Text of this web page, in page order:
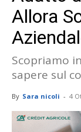
Allora
Scopriamo
sapere sul
By Sara nicoli - 4